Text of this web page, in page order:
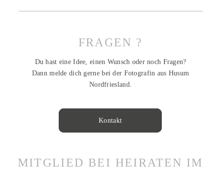
FRAGEN ?
Du hast eine Idee, einen Wunsch oder noch Fragen?
Dann melde dich gerne bei der Fotografin aus Husum
Nordfriesland.
Kontakt
MITGLIED BEI HEIRATEN IM